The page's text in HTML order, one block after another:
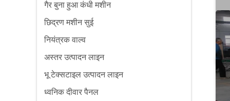
गैर बुना हुआ कंधी मशीन
छिद्रण मशीन सुई
नियंत्रक वाल्व
अस्तर उत्पादन लाइन
भू टेक्सटाइल उत्पादन लाइन
ध्वनिक दीवार पैनल